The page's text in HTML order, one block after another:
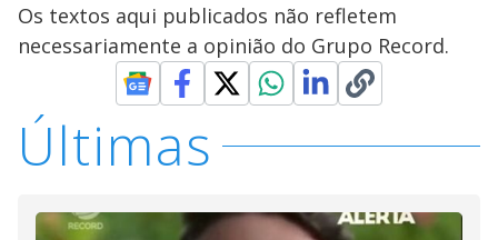
Os textos aqui publicados não refletem
necessariamente a opinião do Grupo Record.
Últimas